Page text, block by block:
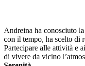
Andreina ha conosciuto la
con il tempo, ha scelto di
Partecipare alle attività e
di vivere da vicino